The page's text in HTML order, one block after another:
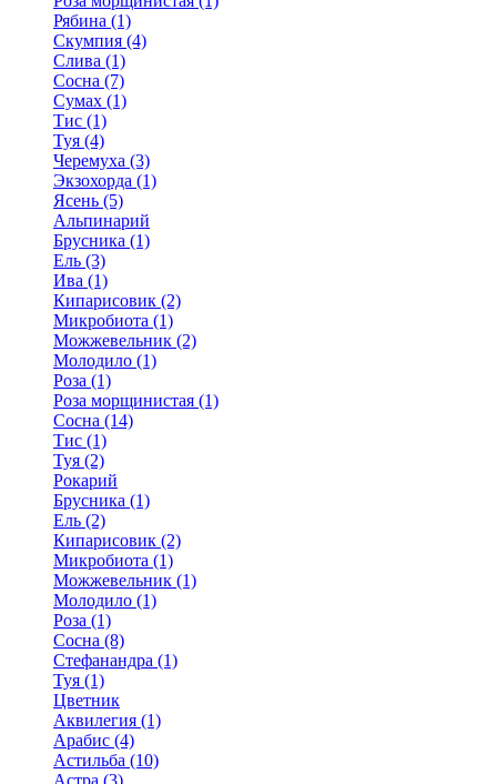
Рябина (1)
Скумпия (4)
Слива (1)
Сосна (7)
Сумах (1)
Тис (1)
Туя (4)
Черемуха (3)
Экзохорда (1)
Ясень (5)
Альпинарий
Брусника (1)
Ель (3)
Ива (1)
Кипарисовик (2)
Микробиота (1)
Можжевельник (2)
Молодило (1)
Роза (1)
Роза морщинистая (1)
Сосна (14)
Тис (1)
Туя (2)
Рокарий
Брусника (1)
Ель (2)
Кипарисовик (2)
Микробиота (1)
Можжевельник (1)
Молодило (1)
Роза (1)
Сосна (8)
Стефанандра (1)
Туя (1)
Цветник
Аквилегия (1)
Арабис (4)
Астильба (10)
Астра (3)